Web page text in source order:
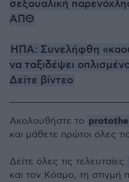
σεξουαλική
ΑΠΘ
ΗΠΑ: Συνελήφθη
να ταξιδέψει
Δείτε βίντεο
Ακολουθήστε το
και μάθετε πρώτοι όλες
Δείτε όλες τις τελευταίες
και τον Κόσμο, τη στιγμή